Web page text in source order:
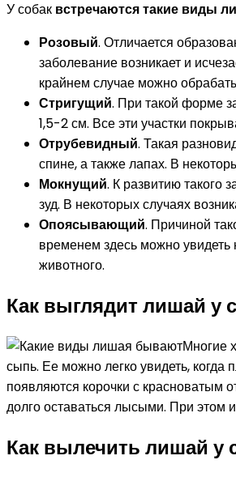
У собак встречаются такие виды
Розовый. Отличается
заболевание возникает и
крайнем случае можно
Стригущий. При такой форме
1,5-2 см. Все эти участки
Отрубевидный. Такая
спине, а также лапах. В
Мокнущий. К развитию такого
зуд. В некоторых случаях
Опоясывающий. Причиной
временем здесь можно
животного.
Как выглядит лишай у
Многие
сыпь. Ее можно легко увидеть,
появляются корочки с красноватым
долго оставаться лысыми. При этом
Как вылечить лишай у